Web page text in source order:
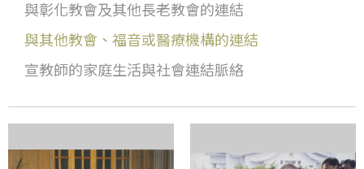
與彰化教會及其他長老教會的連結
與其他教會、福音或醫療機構的連結
宣教師的家庭生活與社會連結脈絡